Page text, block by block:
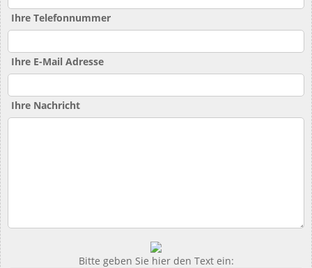
Ihre Telefonnummer
Ihre E-Mail Adresse
Ihre Nachricht
Bitte geben Sie hier den Text ein: